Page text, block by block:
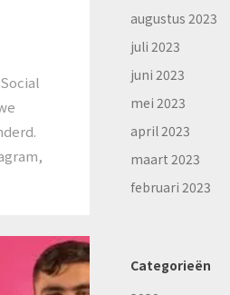
augustus 2023
juli 2023
juni 2023
mei 2023
april 2023
maart 2023
februari 2023
Categorieën